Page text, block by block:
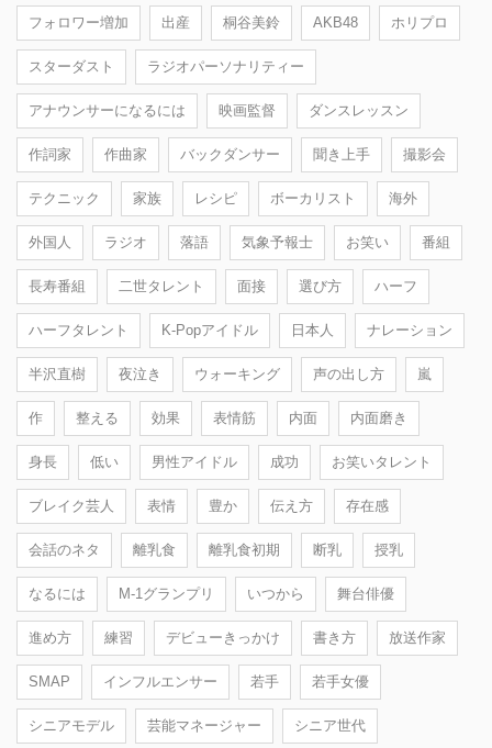
フォロワー増加 出産 桐谷美鈴 AKB48 ホリプロ
スターダスト ラジオパーソナリティー
アナウンサーになるには 映画監督 ダンスレッスン
作詞家 作曲家 バックダンサー 聞き上手 撮影会
テクニック 家族 レシピ ボーカリスト 海外
外国人 ラジオ 落語 気象予報士 お笑い 番組
長寿番組 二世タレント 面接 選び方 ハーフ
ハーフタレント K-Popアイドル 日本人 ナレーション
半沢直樹 夜泣き ウォーキング 声の出し方 嵐
作 整える 効果 表情筋 内面 内面磨き
身長 低い 男性アイドル 成功 お笑いタレント
ブレイク芸人 表情 豊か 伝え方 存在感
会話のネタ 離乳食 離乳食初期 断乳 授乳
なるには M-1グランプリ いつから 舞台俳優
進め方 練習 デビューきっかけ 書き方 放送作家
SMAP インフルエンサー 若手 若手女優
シニアモデル 芸能マネージャー シニア世代